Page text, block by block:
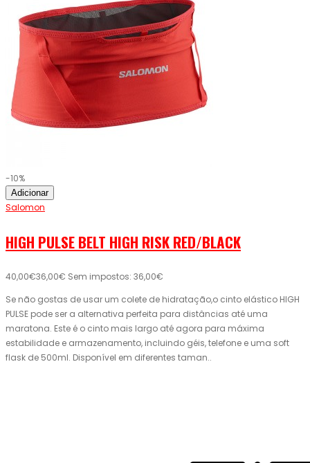
-10%
Adicionar
Salomon
HIGH PULSE BELT HIGH RISK RED/BLACK
40,00€36,00€ Sem impostos: 36,00€
Se não gostas de usar um colete de hidratação,o cinto elástico HIGH
PULSE pode ser a alternativa perfeita para distâncias até uma
maratona. Este é o cinto mais largo até agora para máxima
estabilidade e armazenamento, incluindo géis, telefone e uma soft
flask de 500ml. Disponível em diferentes taman..